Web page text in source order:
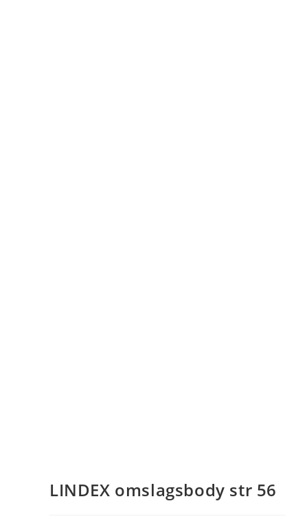
LINDEX omslagsbody str 56